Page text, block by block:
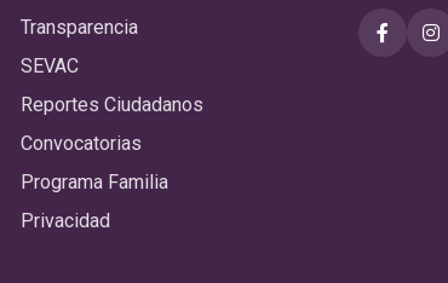
Transparencia
SEVAC
Reportes Ciudadanos
Convocatorias
Programa Familia
Privacidad